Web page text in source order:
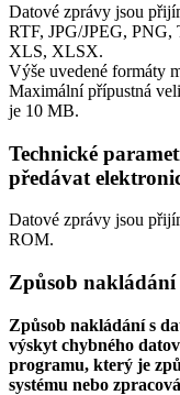
Datové zprávy jsou
RTF, JPG/JPEG,
XLS, XLSX.
Výše uvedené formáty
Maximální přípustná
je 10 MB.
Technické
předávat
Datové zprávy jsou
ROM.
Způsob
Způsob nakládání s
výskyt chybného
programu, který je
systému nebo